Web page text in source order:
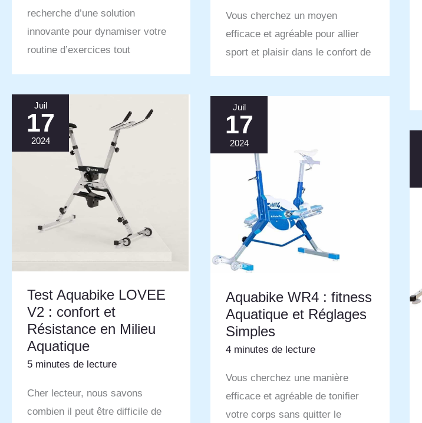
recherche d’une solution
innovante pour dynamiser votre
routine d’exercices tout
Vous cherchez un moyen
efficace et agréable pour allier
sport et plaisir dans le confort de
Juil
17
2024
Test Aquabike LOVEE
V2 : confort et
Résistance en Milieu
Aquatique
5 minutes de lecture
Cher lecteur, nous savons
combien il peut être difficile de
Juil
17
2024
Aquabike WR4 : fitness
Aquatique et Réglages
Simples
4 minutes de lecture
Vous cherchez une manière
efficace et agréable de tonifier
votre corps sans quitter le